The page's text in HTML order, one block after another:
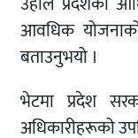
आवधिक
बताउनुभयो ।
भेटमा प्रदेश
अधिकारीहरूको